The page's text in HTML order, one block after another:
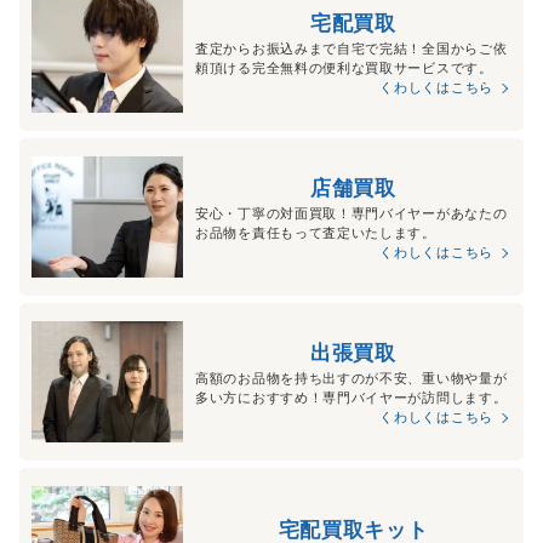
宅配買取
査定からお振込みまで自宅で完結！全国からご依
頼頂ける完全無料の便利な買取サービスです。
くわしくはこちら
店舗買取
安心・丁寧の対面買取！専門バイヤーがあなたの
お品物を責任もって査定いたします。
くわしくはこちら
出張買取
高額のお品物を持ち出すのが不安、重い物や量が
多い方におすすめ！専門バイヤーが訪問します。
くわしくはこちら
宅配買取キット